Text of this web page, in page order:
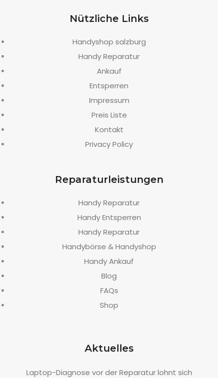
Nützliche Links
Handyshop salzburg
Handy Reparatur
Ankauf
Entsperren
Impressum
Preis Liste
Kontakt
Privacy Policy
Reparaturleistungen
Handy Reparatur
Handy Entsperren
Handy Reparatur
Handybörse & Handyshop
Handy Ankauf
Blog
FAQs
Shop
Aktuelles
Laptop-Diagnose vor der Reparatur lohnt sich